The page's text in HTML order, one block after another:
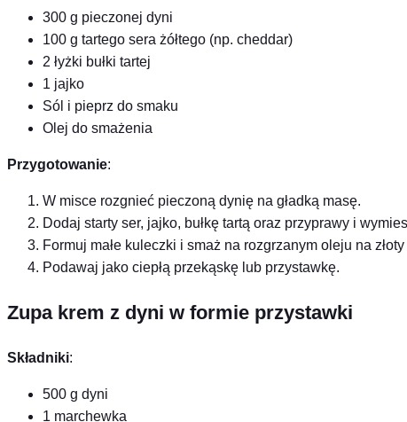
300 g pieczonej dyni
100 g tartego sera żółtego (np. cheddar)
2 łyżki bułki tartej
1 jajko
Sól i pieprz do smaku
Olej do smażenia
Przygotowanie:
W misce rozgnieć pieczoną dynię na gładką masę.
Dodaj starty ser, jajko, bułkę tartą oraz przyprawy i
Formuj małe kuleczki i smaż na rozgrzanym oleju na złoty
Podawaj jako ciepłą przekąskę lub przystawkę.
Zupa krem z dyni w formie przystawki
Składniki:
500 g dyni
1 marchewka